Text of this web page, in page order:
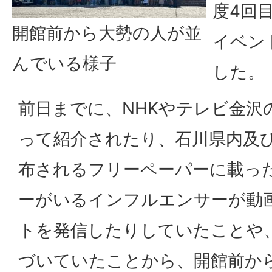
開館前から大勢の人が並
んでいる様子
度4回
イベン
した。
前日までに、NHKやテレビ金沢
って紹介されたり、石川県内及
布されるフリーペーパーに載っ
ーがいるインフルエンサーが動
トを発信したりしていたこと
づいていたことから、開館前か